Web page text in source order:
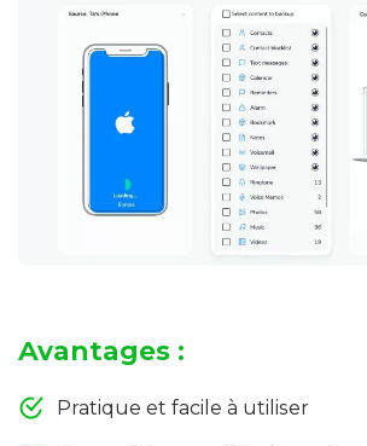
Avantages :
Pratique et facile à utiliser